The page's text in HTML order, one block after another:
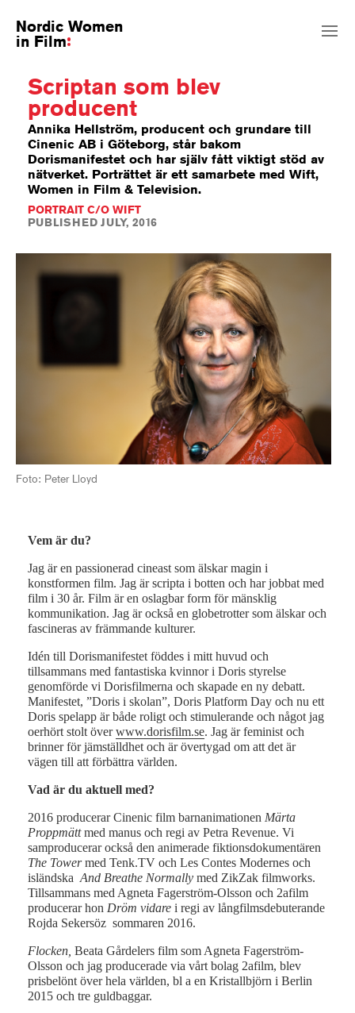
Nordic Women
in Film
Scriptan som blev
producent
Annika Hellström, producent och grundare till
Cinenic AB i Göteborg, står bakom
Dorismanifestet och har själv fått viktigt stöd av
nätverket. Porträttet är ett samarbete med Wift,
Women in Film & Television.
PORTRAIT C/O WIFT
PUBLISHED JULY, 2016
Foto: Peter Lloyd
Vem är du?
Jag är en passionerad cineast som älskar magin i
konstformen film. Jag är scripta i botten och har jobbat med
film i 30 år. Film är en oslagbar form för mänsklig
kommunikation. Jag är också en globetrotter som älskar och
fascineras av främmande kulturer.
Idén till Dorismanifestet föddes i mitt huvud och
tillsammans med fantastiska kvinnor i Doris styrelse
genomförde vi Dorisfilmerna och skapade en ny debatt.
Manifestet, ”Doris i skolan”, Doris Platform Day och nu ett
Doris spelapp är både roligt och stimulerande och något jag
oerhört stolt överwww.dorisfilm.se. Jag är feminist och
brinner för jämställdhet och är övertygad om att det är
vägen till att förbättra världen.
Vad är du aktuell med?
2016 producerar Cinenic film barnanimationen Märta
Proppmättmed manus och regi av Petra Revenue. Vi
samproducerar också den animerade fiktionsdokumentären
The Towermed Tenk.TV och Les Contes Modernes och
isländskaAnd Breathe Normally med ZikZak filmworks.
Tillsammans med Agneta Fagerström-Olsson och 2afilm
producerar hon Dröm vidare i regi av långfilmsdebuterande
Rojda Sekersöz sommaren 2016.
Flocken, Beata Gårdelers film som Agneta Fagerström-
Olsson och jag producerade via vårt bolag 2afilm, blev
prisbelönt över hela världen, bl a en Kristallbjörn i Berlin
2015 och tre guldbaggar.